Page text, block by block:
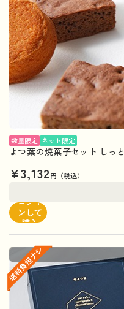
数量限定 ネット限定
よつ葉の焼菓子セット しっ
¥3,132円（税込）
ログイ
ンして
購入